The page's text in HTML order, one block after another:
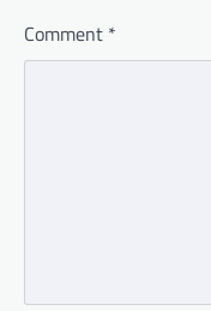
Comment *